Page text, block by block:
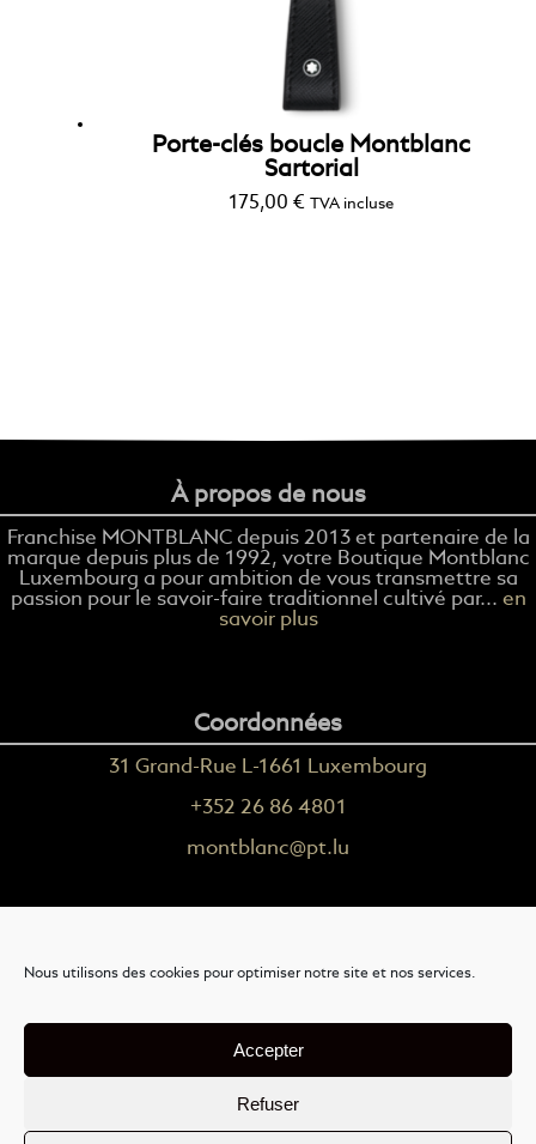
Nous utilisons des cookies pour optimiser notre site et nos services.
Accepter
Refuser
Porte-clés boucle Montblanc
Sartorial
175,00 € TVA incluse
À propos de nous
Franchise MONTBLANC depuis 2013 et partenaire de la
marque depuis plus de 1992, votre Boutique Montblanc
Luxembourg a pour ambition de vous transmettre sa
passion pour le savoir-faire traditionnel cultivé par... en
savoir plus
Coordonnées
31 Grand-Rue L-1661 Luxembourg
+352 26 86 4801
montblanc@pt.lu
Mention légales